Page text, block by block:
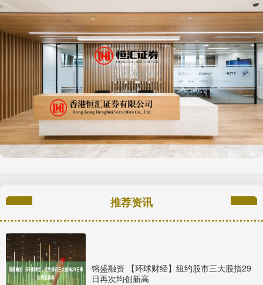
推荐资讯
镕盛融资 【环球财经】纽约股市三大股指29
日再次均创新高